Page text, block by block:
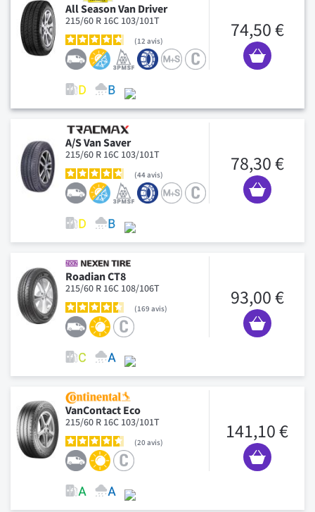
All Season Van Driver
215/60 R 16C 103/101T
12 avis 74,50 €
A/S Van Saver
215/60 R 16C 103/101T
44avis 78,30 €
Roadian CT8
215/60 R 16C 108/106T
169 avis 93,00 €
VanContact Eco
215/60 R 16C 103/101T
20avis 141,10 €